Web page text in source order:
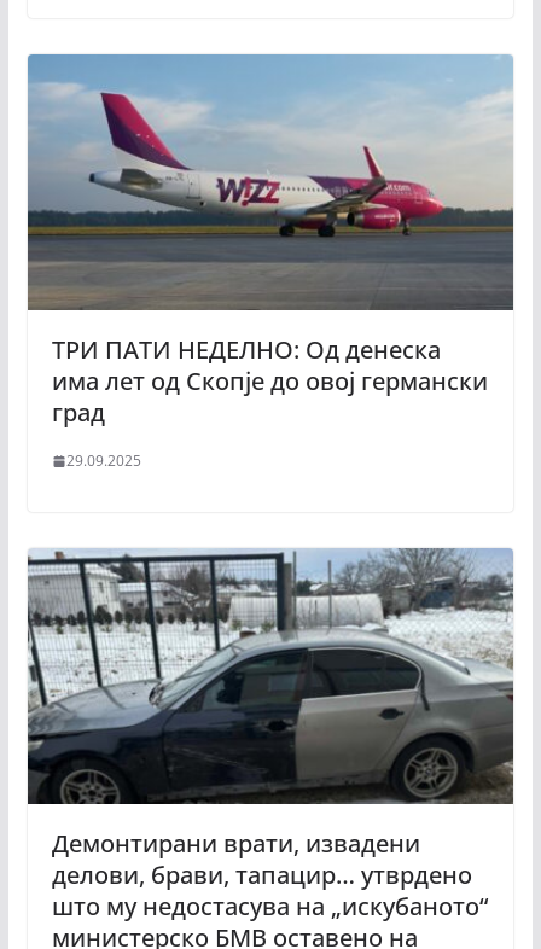
ТРИ ПАТИ НЕДЕЛНО: Од денеска
има лет од Скопје до овој германски
град
29.09.2025
Демонтирани врати, извадени
делови, брави, тапацир… утврдено
што му недостасува на „искубаното“
министерско БМВ оставено на